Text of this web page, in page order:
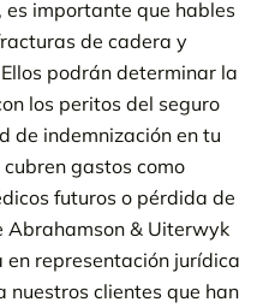
en lesiones por fractura ósea
accidentes de coche en
su revisión de caso
CON NUESTRO
es importante que hables
de cadera y
podrán determinar la
los peritos del seguro
de indemnización en tu
gastos como
futuros o pérdida de
Abrahamson & Uiterwyk
representación jurídica
clientes que han